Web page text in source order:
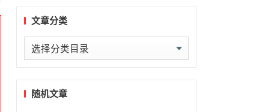
文章分类
文
章
类随机文章